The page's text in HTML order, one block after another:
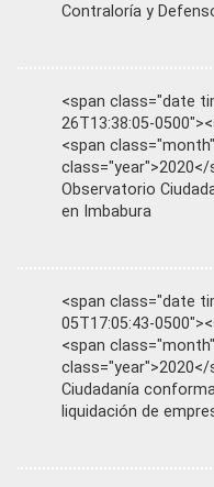
Contraloría y
<span class="date
26T13:38:05-
<span
Observatorio
en Imbabura
<span class="date
05T17:05:43-
<span
Ciudadanía
liquidación de